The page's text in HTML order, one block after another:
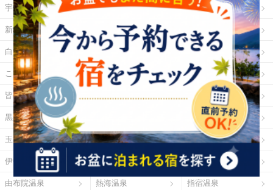
宇奈月温泉 下呂温泉 平湯温泉
新穂高温泉 城崎温泉 有馬温泉
白浜温泉 勝浦温泉 道後温泉
こんぴら温泉 三朝温泉 玉造温泉
皆生温泉 湯原温泉 別府温泉
黒川温泉 酸ヶ湯温泉
玉川温泉 日光湯元温泉 箱根温泉
伊勢・鳥羽温泉 志摩温泉 大歩危祖谷温泉
由布院温泉 熱海温泉 指宿温泉